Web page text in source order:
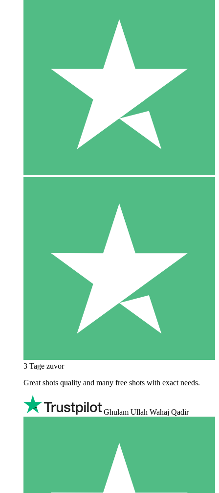
3 Tage zuvor
Great shots quality and many free shots with exact needs.
Ghulam Ullah Wahaj Qadir